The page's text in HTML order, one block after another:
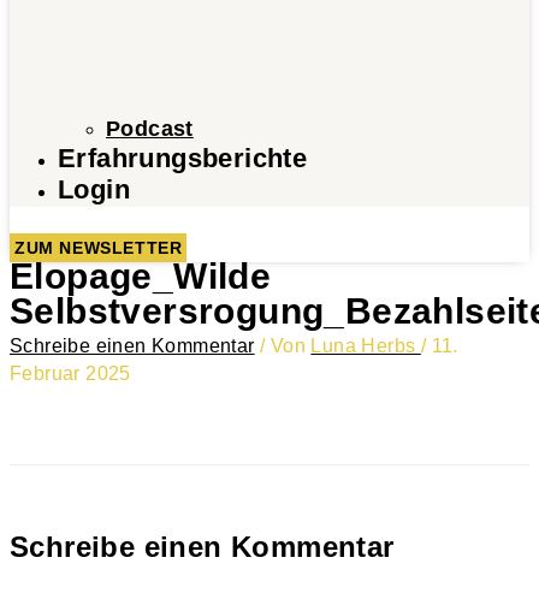
Podcast
Erfahrungsberichte
Login
ZUM NEWSLETTER
Elopage_Wilde
Schreibe einen Kommentar / Von Luna Herbs / 11.
Februar 2025
Schreibe einen Kommentar